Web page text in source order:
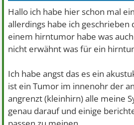
Hallo ich habe hier schon mal
allerdings habe ich geschrieben
einem hirntumor habe was
nicht erwähnt was für ein
Ich habe angst das es ein
ist ein Tumor im innenohr der
angrenzt (kleinhirn) alle meine
genau darauf und einige